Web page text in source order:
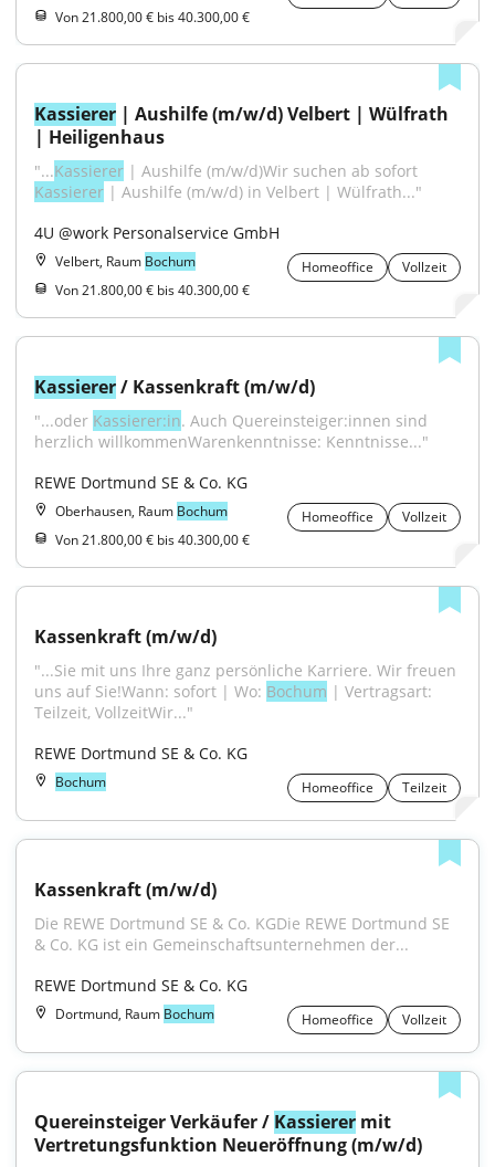
Von 21.800,00 € bis 40.300,00 €
Kassierer | Aushilfe (m/w/d) Velbert | Wülfrath
| Heiligenhaus
"...Kassierer
Kassierer | Aushilfe (m/w/d) in Velbert | Wülfrath..."
4U @work Personalservice GmbH
Velbert, Raum Bochum Homeoffice
Vollzeit
Von 21.800,00 € bis 40.300,00 €
Kassierer / Kassenkraft (m/w/d)
"...oder Kassierer:in. Auch Quereinsteiger:innen sind
herzlich willkommenWarenkenntnisse: Kenntnisse..."
REWE Dortmund SE & Co. KG
Oberhausen, Raum Bochum Homeoffice
Vollzeit
Von 21.800,00 € bis 40.300,00 €
Kassenkraft (m/w/d)
"...Sie mit uns Ihre ganz persönliche Karriere. Wir freuen
uns auf Sie!Wann: sofort | Wo: Bochum | Vertragsart:
Teilzeit, VollzeitWir..."
REWE Dortmund SE & Co. KG
Bochum Homeoffice Teilzeit
Kassenkraft (m/w/d)
Die REWE Dortmund SE & Co. KGDie REWE Dortmund SE
& Co. KG ist ein Gemeinschaftsunternehmen der...
REWE Dortmund SE & Co. KG
Dortmund, Raum Bochum Homeoffice Vollzeit
Quereinsteiger Verkäufer / Kassierer mit
Vertretungsfunktion Neueröffnung (m/w/d)